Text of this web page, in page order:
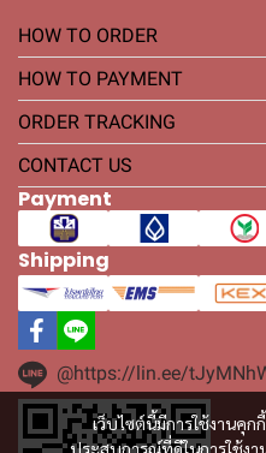
เว็บไซต์นี้มีการใช้งานคุ
ประสบการณ์ที่ดีในการใช้งา
HOW TO ORDER
HOW TO PAYMENT
ORDER TRACKING
CONTACT US
Payment
Shipping
@https://lin.ee/